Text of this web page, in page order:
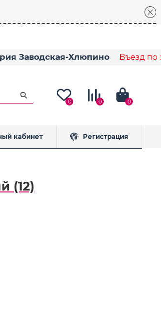
Заводская-Хлюпино Въезд по
0 0 0
кабинет Регистрация
(12)